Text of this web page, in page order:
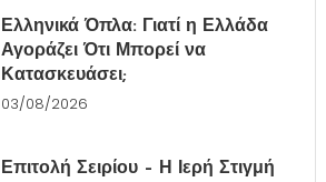
Ελληνικά Όπλα: Γιατί η Ελλάδα
Αγοράζει Ότι Μπορεί να
Κατασκευάσει;
03/08/2026
Επιτολή Σειρίου – Η Ιερή Στιγμή